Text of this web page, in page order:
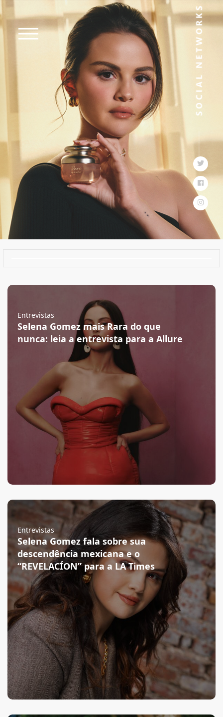
Entrevistas
Selena Gomez mais Rara do que
nunca: leia a entrevista para a Allure
Entrevistas
Selena Gomez fala sobre sua
descendência mexicana e o
“REVELACÍON” para a LA Times